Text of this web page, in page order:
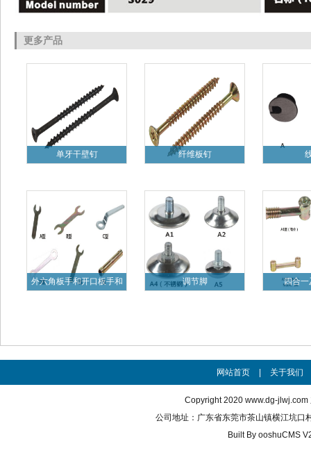
更多产品
单牙干壁钉 纤维板钉
外六角板手和开口板手和
调节脚 四合一
网站首页 关于我们
Copyright 2020 www.dg-jlwj.com
公司地址：广东省东莞市茶山镇横江坑
Built By ooshuCMS